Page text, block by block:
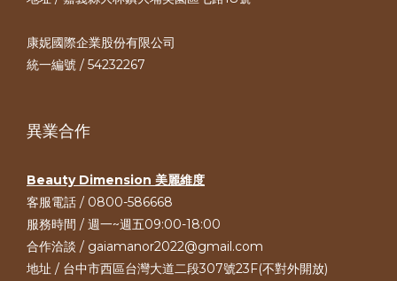
康妮國際企業股份有限公司
統一編號 / 54232267
異業合作
Beauty Dimension 美麗維度
客服電話 / 0800-586668
服務時間 / 週一~週五09:00-18:00
合作洽談 / gaiamanor2022@gmail.com
地址 / 台中市西區台灣大道二段307號23F(不對外開放)